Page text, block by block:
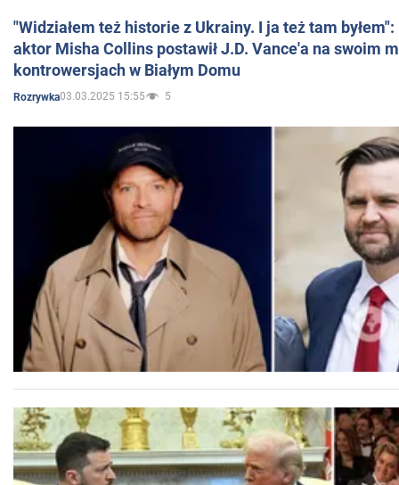
"Widziałem też historie z Ukrainy. I ja też tam
aktor Misha Collins postawił J.D. Vance'a na swoim
kontrowersjach w Białym Domu
Rozrywka03.03.2025 15:55 5